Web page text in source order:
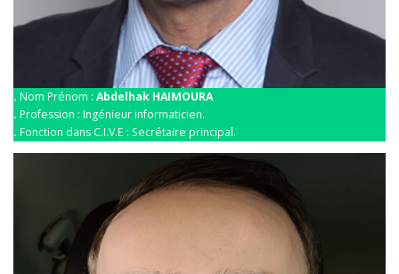
. Nom Prénom : Abdelhak HAIMOURA
. Profession : Ingénieur informaticien.
. Fonction dans C.I.V.E : Secrétaire principal.